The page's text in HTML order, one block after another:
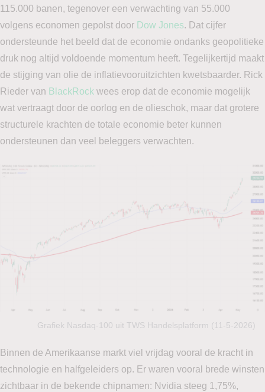
115.000 banen, tegenover een verwachting van 55.000
volgens economen gepolst door Dow Jones. Dat cijfer
ondersteunde het beeld dat de economie ondanks geopolitieke
druk nog altijd voldoende momentum heeft. Tegelijkertijd maakt
de stijging van olie de inflatievooruitzichten kwetsbaarder. Rick
Rieder van BlackRock wees erop dat de economie mogelijk
wat vertraagt door de oorlog en de olieschok, maar dat grotere
structurele krachten de totale economie beter kunnen
ondersteunen dan veel beleggers verwachten.
Grafiek Nasdaq-100 uit TWS Handelsplatform (11-5-2026)
Binnen de Amerikaanse markt viel vrijdag vooral de kracht in
technologie en halfgeleiders op. Er waren vooral brede winsten
zichtbaar in de bekende chipnamen: Nvidia steeg 1,75%,